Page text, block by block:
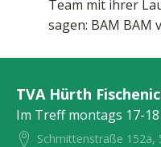
Team mit ihrer
sagen: BAM BAM
TVA Hürth
Im Treff montags 17-
Schmittenstraße 152a,